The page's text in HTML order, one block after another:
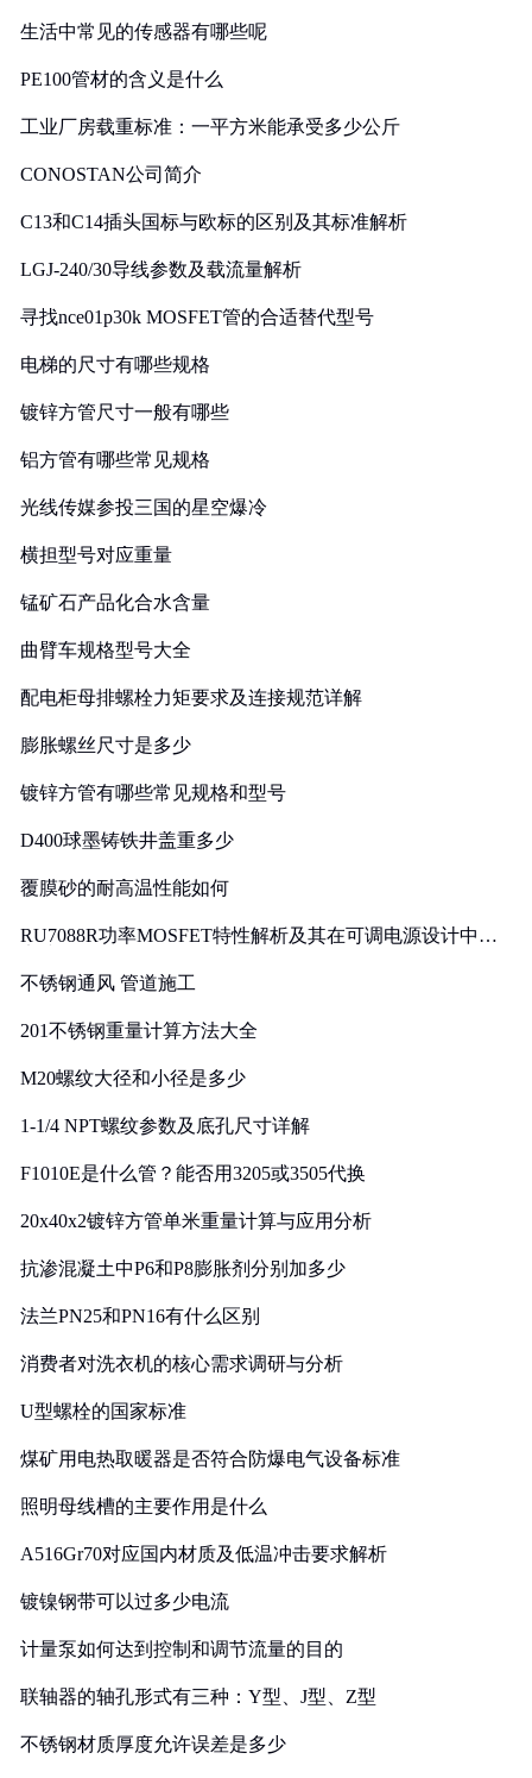
生活中常见的传感器有哪些呢
PE100管材的含义是什么
工业厂房载重标准：一平方米能承受多少公斤
CONOSTAN公司简介
C13和C14插头国标与欧标的区别及其标准解析
LGJ-240/30导线参数及载流量解析
寻找nce01p30k MOSFET管的合适替代型号
电梯的尺寸有哪些规格
镀锌方管尺寸一般有哪些
铝方管有哪些常见规格
光线传媒参投三国的星空爆冷
横担型号对应重量
锰矿石产品化合水含量
曲臂车规格型号大全
配电柜母排螺栓力矩要求及连接规范详解
膨胀螺丝尺寸是多少
镀锌方管有哪些常见规格和型号
D400球墨铸铁井盖重多少
覆膜砂的耐高温性能如何
RU7088R功率MOSFET特性解析及其在可调电源设计中的
不锈钢通风 管道施工
201不锈钢重量计算方法大全
M20螺纹大径和小径是多少
1-1/4 NPT螺纹参数及底孔尺寸详解
F1010E是什么管？能否用3205或3505代换
20x40x2镀锌方管单米重量计算与应用分析
抗渗混凝土中P6和P8膨胀剂分别加多少
法兰PN25和PN16有什么区别
消费者对洗衣机的核心需求调研与分析
U型螺栓的国家标准
煤矿用电热取暖器是否符合防爆电气设备标准
照明母线槽的主要作用是什么
A516Gr70对应国内材质及低温冲击要求解析
镀镍钢带可以过多少电流
计量泵如何达到控制和调节流量的目的
联轴器的轴孔形式有三种：Y型、J型、Z型
不锈钢材质厚度允许误差是多少